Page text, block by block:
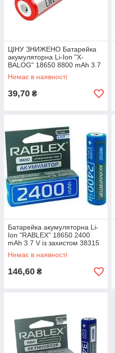
ЦІНУ ЗНИЖЕНО Батарейка
акумуляторна Li-Ion "X-
BALOG" 18650 8800 mAh 3.7
V (66мм x 18 мм) 19824
Немає в наявності
39,70 ₴
Батарейка акумуляторна Li-
Ion "RABLEX" 18650 2400
mAh 3.7 V із захистом 38315
Немає в наявності
146,60 ₴